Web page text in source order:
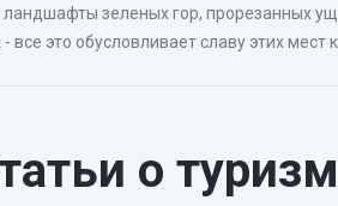
зеленых гор, прорезанных
это обусловливает славу этих
о